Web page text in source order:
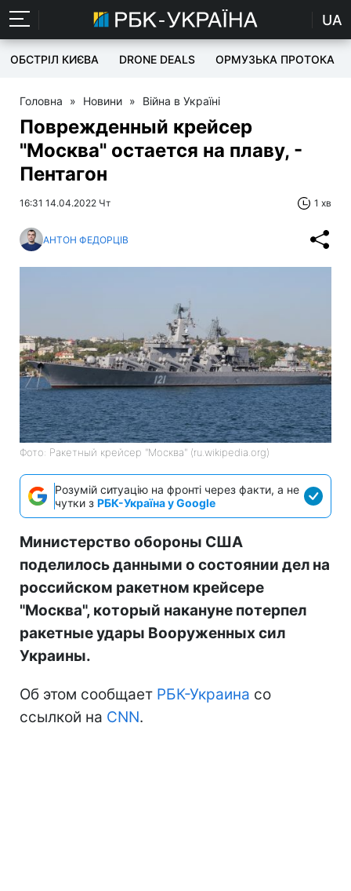
UA
ОБСТРІЛ КИЄВА DRONE DEALS ОРМУЗЬКА ПРОТОКА
Головна » Новини » Війна в Україні
Поврежденный крейсер
"Москва" остается на плаву, -
Пентагон
16:31 14.04.2022 Чт 1 хв
АНТОН ФЕДОРЦІВ
Фото: Ракетный крейсер "Москва" (ru.wikipedia.org)
Розумій ситуацію на фронті через факти, а не
чутки з РБК-Україна у Google
Министерство обороны США
поделилось данными о состоянии дел на
российском ракетном крейсере
"Москва", который накануне потерпел
ракетные удары Вооруженных сил
Украины.
Об этом сообщает РБК-Украина со
ссылкой на CNN.